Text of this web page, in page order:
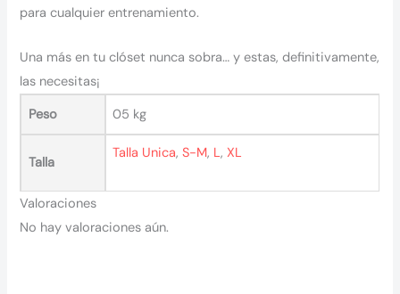
para cualquier entrenamiento.
Una más en tu clóset nunca sobra… y estas, definitivamente,
las necesitas¡
Peso
05 kg
Talla
Talla Unica, S-M, L, XL
Valoraciones
No hay valoraciones aún.